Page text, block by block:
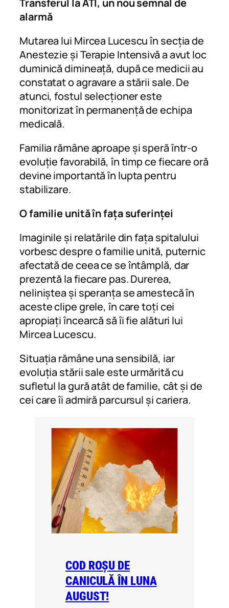
Transferul la ATI, un nou semnal de
alarmă
Mutarea lui Mircea Lucescu în secția de
Anestezie și Terapie Intensivă a avut loc
duminică dimineață, după ce medicii au
constatat o agravare a stării sale. De
atunci, fostul selecționer este
monitorizat în permanență de echipa
medicală.
Familia rămâne aproape și speră într-o
evoluție favorabilă, în timp ce fiecare oră
devine importantă în lupta pentru
stabilizare.
O familie unită în fața suferinței
Imaginile și relatările din fața spitalului
vorbesc despre o familie unită, puternic
afectată de ceea ce se întâmplă, dar
prezentă la fiecare pas. Durerea,
neliniștea și speranța se amestecă în
aceste clipe grele, în care toți cei
apropiați încearcă să îi fie alături lui
Mircea Lucescu.
Situația rămâne una sensibilă, iar
evoluția stării sale este urmărită cu
sufletul la gură atât de familie, cât și de
cei care îi admiră parcursul și cariera.
COD ROȘU DE
CANICULĂ ÎN LUNA
AUGUST!